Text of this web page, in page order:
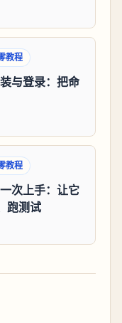
教程
与登录：把命
教程
次上手：让它
跑测试